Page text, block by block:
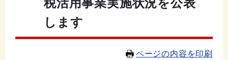
します
ページの内容を印刷